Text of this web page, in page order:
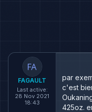
FAGAULT
Last active:
28 Nov 2021
18:43
par
c'est
425oz.